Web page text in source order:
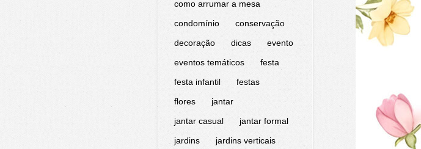
como arrumar a mesa
condomínio
conservação
decoração
dicas
evento
eventos temáticos
festa
festa infantil
festas
flores
jantar
jantar casual
jantar formal
jardins
jardins verticais